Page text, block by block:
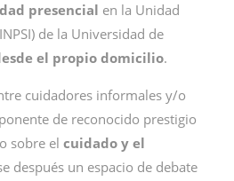
presencial en la Unidad
de la Universidad de
el propio domicilio.
cuidadores informales y/o
de reconocido prestigio
sobre el cuidado y el
después un espacio de debate